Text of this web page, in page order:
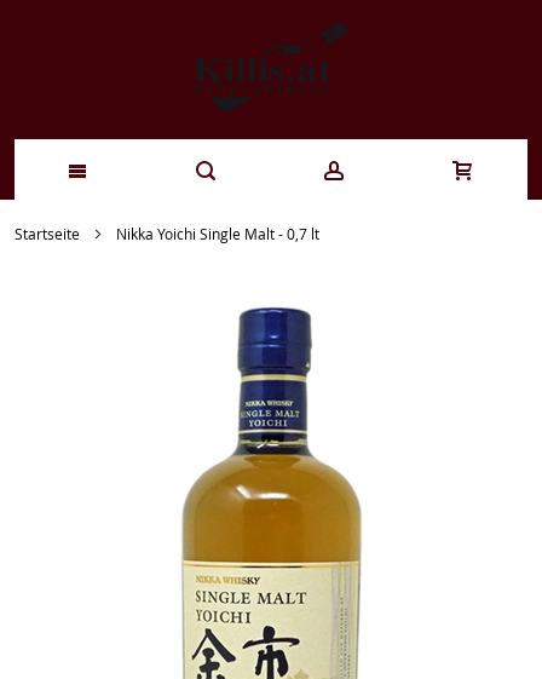
Zum
Startseite Nikka Yoichi Single Malt - 0,7 lt